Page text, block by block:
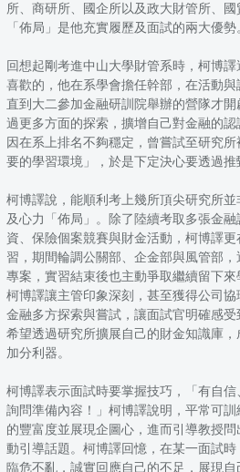
所、商研所、國企所以及政大財管所、
「佈局」是他充實履歷及面試的兩大優勢
回想起剛考進中山大學財管系時，柯博
喜歡的，他在系學會擔任幹部，在活動與
直到大二參加金融研訓院舉辦的營隊才
過更多方面的探索，擴增自己對金融的
因在系上排名不夠穩定，曾嘗試至研究
要的學習環境」，於是下定決心要透過推
柯博譯說，能順利考上幾所頂尖研究所
及心力「佈局」。除了陸續考取多張金
資、保險個案競賽與財金活動，柯博譯
習，期間輪調公關部、企金部與風管部
專案，實習結束後也主動爭取繼續留下來
柯博譯讓主管印象深刻，甚至獲得公司
金融多方探索與嘗試，讓面試官明確感
希望透過研究所擴展自己的財金知識庫
加分利器。
柯博譯表示面試時要掌握技巧，「有自
詢問準備內容！」柯博譯說明，平常可
的豐富度並展現企圖心，進而引導教授
動引導話題。柯博譯回憶，在某一面試
臨危不亂，誠實回應自己的不足，展現